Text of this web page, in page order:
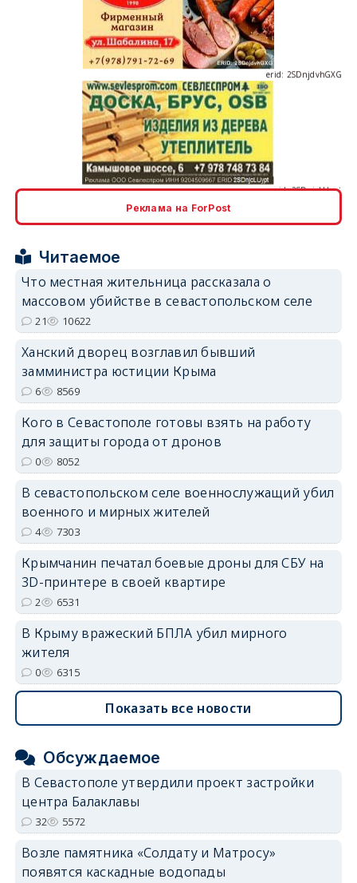
erid: 2SDnjdvhGXG
erid: 2SDnjdvhGXG
Реклама на ForPost
Читаемое
Что местная жительница рассказала о
массовом убийстве в севастопольском селе
21 10622
Ханский дворец возглавил бывший
замминистра юстиции Крыма
6 8569
Кого в Севастополе готовы взять на работу
для защиты города от дронов
0 8052
В севастопольском селе военнослужащий убил
военного и мирных жителей
4 7303
Крымчанин печатал боевые дроны для СБУ на
3D-принтере в своей квартире
2 6531
В Крыму вражеский БПЛА убил мирного
жителя
0 6315
Показать все новости
Обсуждаемое
В Севастополе утвердили проект застройки
центра Балаклавы
32 5572
Возле памятника «Солдату и Матросу»
появятся каскадные водопады